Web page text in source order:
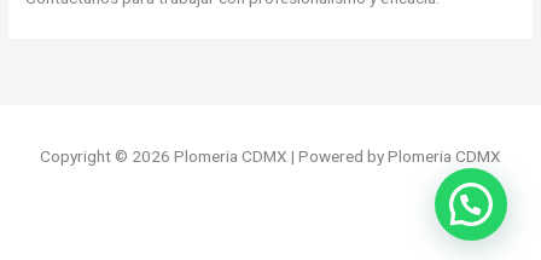
Copyright © 2026 Plomeria CDMX | Powered by Plomeria CDMX